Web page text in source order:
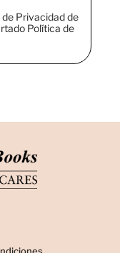
Privacidad de
Política de